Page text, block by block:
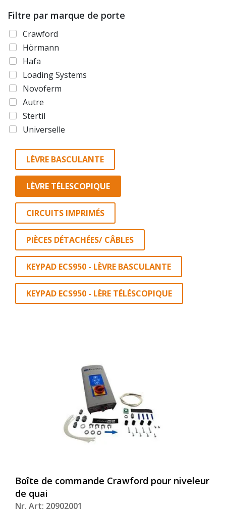
Filtre par marque de porte
Crawford
Hörmann
Hafa
Loading Systems
Novoferm
Autre
Stertil
Universelle
LÈVRE BASCULANTE
LÈVRE TÉLESCOPIQUE
CIRCUITS IMPRIMÉS
PIÈCES DÉTACHÉES/ CÂBLES
KEYPAD ECS950 - LÈVRE BASCULANTE
KEYPAD ECS950 - LÈRE TÉLÉSCOPIQUE
Boîte de commande Crawford pour niveleur
de quai
Nr. Art: 20902001